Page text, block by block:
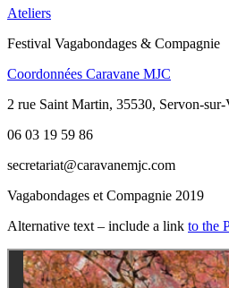
Ateliers
Festival Vagabondages & Compagnie
Coordonnées Caravane MJC
2 rue Saint Martin, 35530, Servon-
06 03 19 59 86
secretariat@caravanemjc.com
Vagabondages et Compagnie 2019
Alternative text – include a link to the